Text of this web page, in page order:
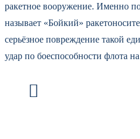
ракетное вооружение. Именно
называет «Бойкий»
серьёзное повреждение такой
удар по боеспособности флота